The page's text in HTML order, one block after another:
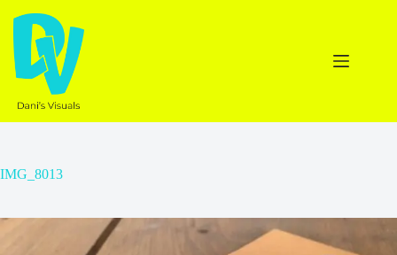
naar
inhoud
IMG_8013